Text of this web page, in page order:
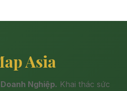
Asia
Nghiệp. Khai thác sức